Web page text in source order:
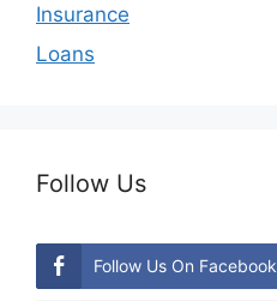
Insurance
Loans
Follow Us
Follow Us On Facebook